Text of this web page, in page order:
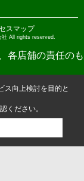
スマップ
All rights reserved.
各店舗の責任のも
ス向上検討を目的と
ください。